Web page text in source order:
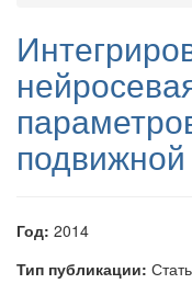
Год: 2014
Тип публикации: